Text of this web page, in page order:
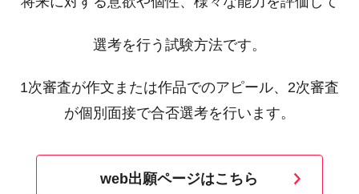
選考を行う試験方法です。
1次審査が作文または作品でのアピール、2次審査
が個別面接で合否選考を行います。
web出願ページはこちら